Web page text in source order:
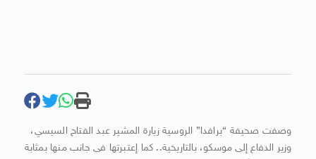
وصفت صحيفة “برافدا” الروسية زيارة المشير عبد الفتاح السيسي،
وزير الدفاع إلى موسكو، بالتاريخية.. كما إعتبرتها فى جانب منها بمثابة